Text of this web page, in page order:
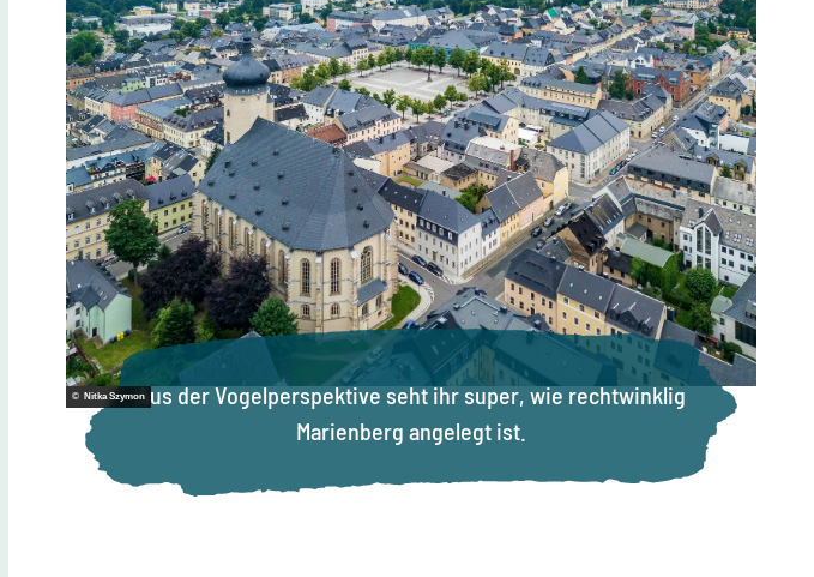
© Nitka SzymonAus der Vogelperspektive seht ihr super, wie rechtwinklig
Marienberg angelegt ist.